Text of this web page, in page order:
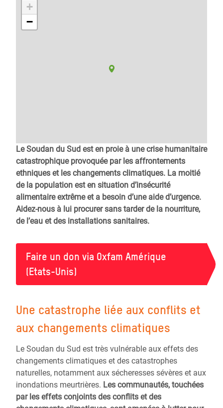
+
−
Le Soudan du Sud est en proie à une crise humanitaire
catastrophique provoquée par les affrontements
ethniques et les changements climatiques. La moitié
de la population est en situation d’insécurité
alimentaire extrême et a besoin d’une aide d’urgence.
Aidez-nous à lui procurer sans tarder de la nourriture,
de l’eau et des installations sanitaires.
Faire un don via Oxfam Amérique
(Etats-Unis)
Une catastrophe liée aux conflits et
aux changements climatiques
Le Soudan du Sud est très vulnérable aux effets des
changements climatiques et des catastrophes
naturelles, notamment aux sécheresses sévères et aux
inondations meurtrières. Les communautés, touchées
par les effets conjoints des conflits et des